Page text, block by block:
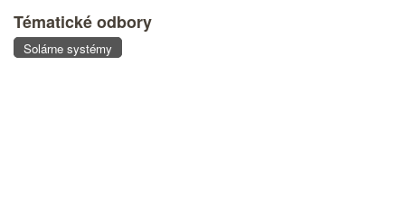
Tématické odbory
Solárne systémy